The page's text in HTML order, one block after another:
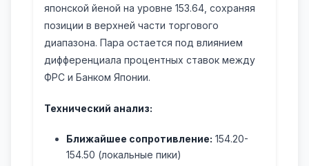
японской йеной на уровне 153.64, сохраняя
позиции в верхней части торгового
диапазона. Пара остается под влиянием
дифференциала процентных ставок между
ФРС и Банком Японии.
Технический анализ:
Ближайшее сопротивление: 154.20-
154.50 (локальные пики)